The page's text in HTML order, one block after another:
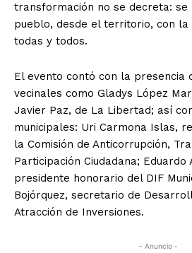
transformación no se decreta: se
pueblo, desde el territorio, con la
todas y todos.
El evento contó con la presencia
vecinales como Gladys López
Javier Paz, de La Libertad; así
municipales: Uri Carmona Islas,
la Comisión de Anticorrupción,
Participación Ciudadana; Eduardo
presidente honorario del DIF
Bojórquez, secretario de
Atracción de Inversiones.
- Anuncio -